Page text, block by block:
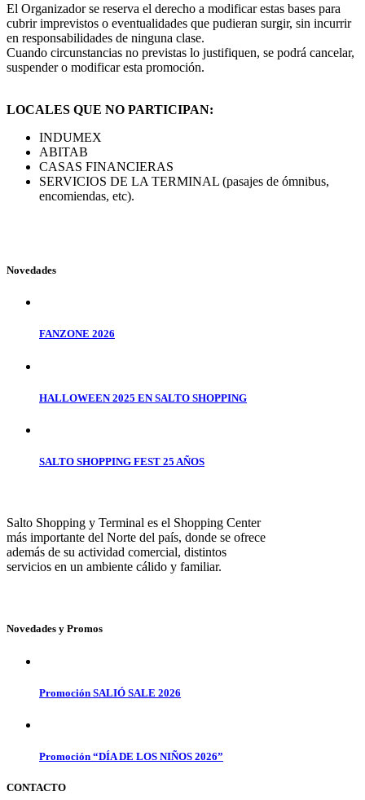
El Organizador se reserva el derecho a modificar estas bases para
cubrir imprevistos o eventualidades que pudieran surgir, sin incurrir
en responsabilidades de ninguna clase.
Cuando circunstancias no previstas lo justifiquen, se podrá cancelar,
suspender o modificar esta promoción.
LOCALES QUE NO PARTICIPAN:
INDUMEX
ABITAB
CASAS FINANCIERAS
SERVICIOS DE LA TERMINAL (pasajes de ómnibus,
encomiendas, etc).
Novedades
FANZONE 2026
HALLOWEEN 2025 EN SALTO SHOPPING
SALTO SHOPPING FEST 25 AÑOS
Salto Shopping y Terminal es el Shopping Center
más importante del Norte del país, donde se ofrece
además de su actividad comercial, distintos
servicios en un ambiente cálido y familiar.
Novedades y Promos
Promoción SALIÓ SALE 2026
Promoción “DÍA DE LOS NIÑOS 2026”
CONTACTO